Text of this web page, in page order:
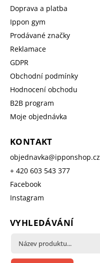
Doprava a platba
Ippon gym
Prodávané značky
Reklamace
GDPR
Obchodní podmínky
Hodnocení obchodu
B2B program
Moje objednávka
KONTAKT
objednavka@ipponshop.cz
+ 420 603 543 377
Facebook
Instagram
VYHLEDÁVÁNÍ